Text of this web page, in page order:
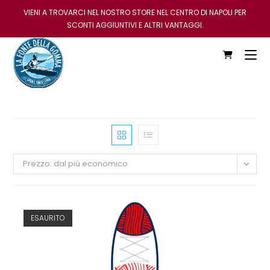
VIENI A TROVARCI NEL NOSTRO STORE NEL CENTRO DI NAPOLI PER
SCONTI AGGIUNTIVI E ALTRI VANTAGGI.
Prezzo: dal più economico
ESAURITO